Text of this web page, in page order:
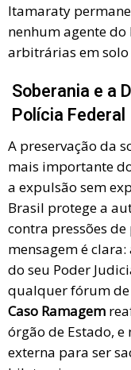
Itamaraty
nenhum agente do
arbitrárias em
Soberania e a
Polícia Federal
A preservação da
mais importante
a expulsão sem
Brasil protege a
contra pressões
mensagem é
do seu Poder
qualquer fórum de
Caso Ramagem
órgão de Estado,
externa para ser